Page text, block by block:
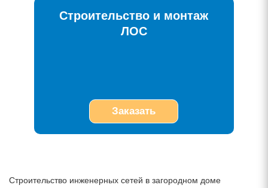
Строительство и монтаж
ЛОС
Заказать
Строительство инженерных сетей в загородном доме